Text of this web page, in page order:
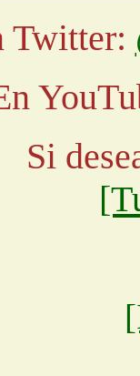
Twitter:
Si